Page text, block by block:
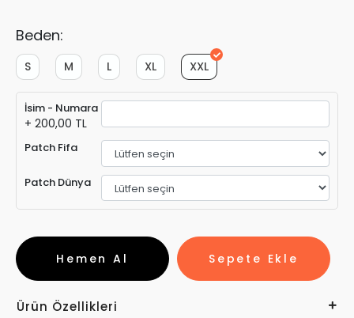
Beden:
XXL
XL
L
M
S
İsim - Numara
+ 200,00 TL
Patch Fifa
Patch Dünya
Sepete Ekle
Hemen Al
Ürün Özellikleri